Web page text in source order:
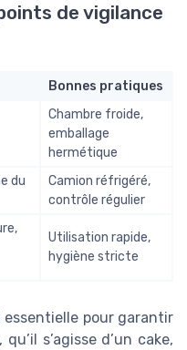
de vigilance
Bonnes pratiques
Chambre froide,
emballage
hermétique
du
Camion réfrigéré,
contrôle régulier
Utilisation rapide,
hygiène stricte
essentielle pour garantir
s’agisse d’un cake,